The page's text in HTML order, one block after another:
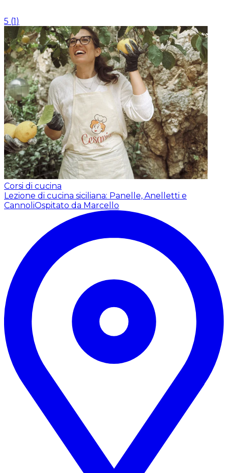
5 (1)
Corsi di cucina
Lezione di cucina siciliana: Panelle, Anelletti e
CannoliOspitato da Marcello